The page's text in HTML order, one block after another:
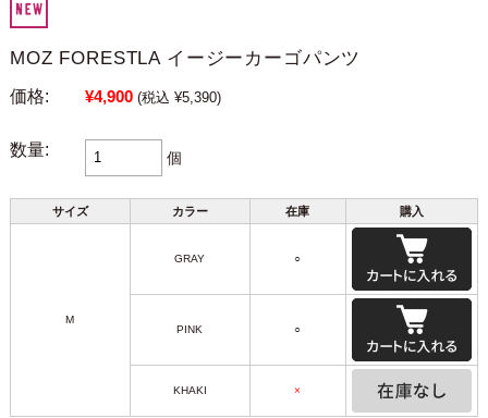
MOZ FORESTLA イージーカーゴパンツ
価格: ¥4,900 (税込 ¥5,390)
数量: 個
サイズ カラー 在庫 購入
M
GRAY ○
PINK ○
KHAKI ×